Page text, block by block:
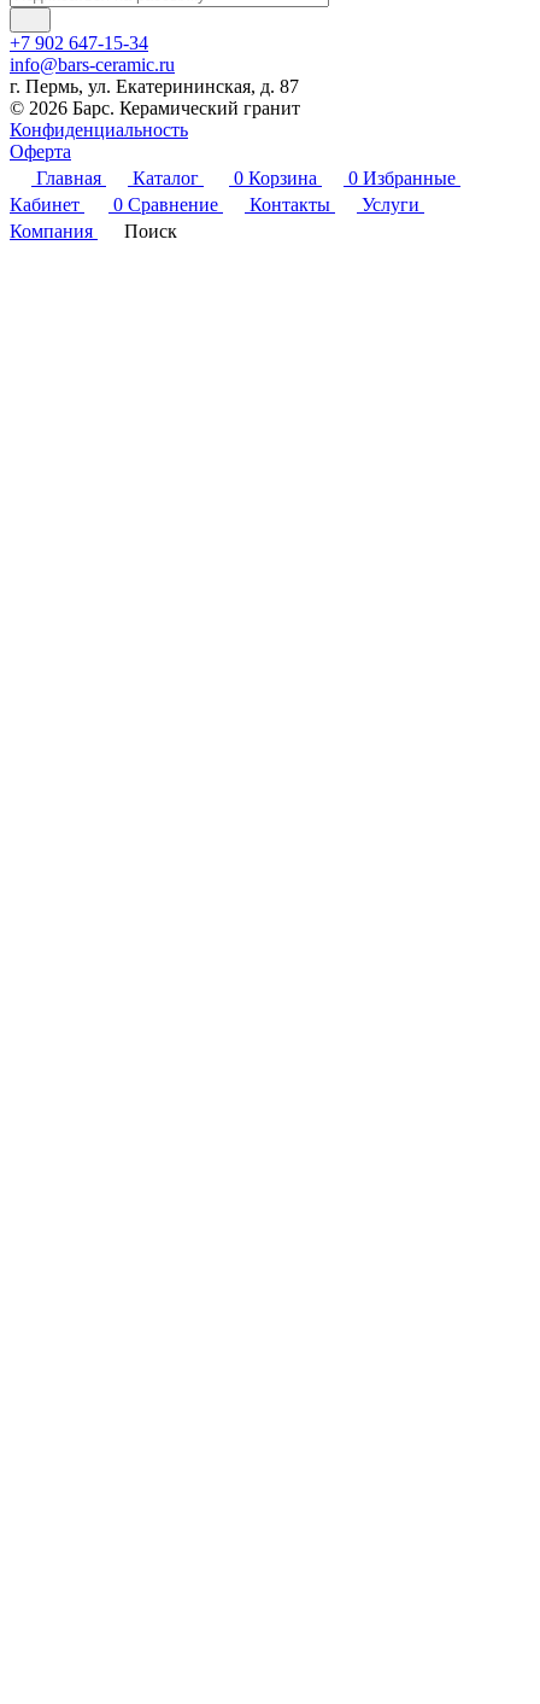
+7 902 647-15-34
info@bars-ceramic.ru
г. Пермь, ул. Екатерининская, д. 87
© 2026 Барс. Керамический гранит
Конфиденциальность
Оферта
Главная
Каталог 0 Корзина 0 Избранные
Кабинет
0 Сравнение Контакты
Услуги
Компания
Поиск